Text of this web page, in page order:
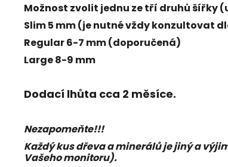
Možnost zvolit jednu ze tří druhů šířky
Slim 5 mm (je nutné vždy konzultovat
Regular 6-7 mm (doporučená)
Large 8-9 mm
Dodací lhůta cca 2 měsíce.
Nezapomeňte!!!
Každý kus dřeva a minerálů je jiný a
Vašeho monitoru).